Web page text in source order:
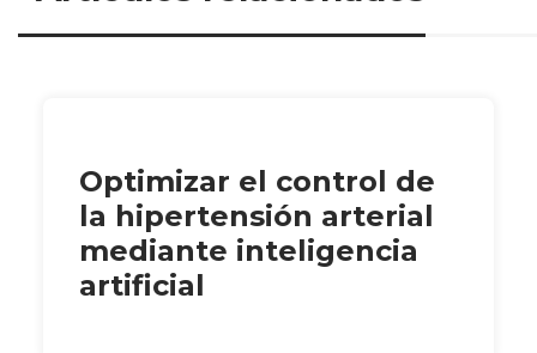
Optimizar el control de
la hipertensión arterial
mediante inteligencia
artificial